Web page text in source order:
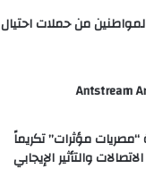
من حملات احتيال
“مصريات مؤثرات” تكريماً
والتأثير الإيجابي